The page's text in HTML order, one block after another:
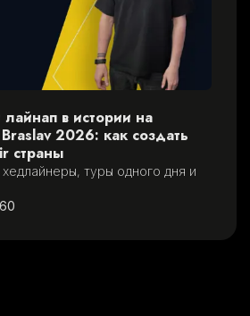
в истории на
2026: как создать
страны
туры одного дня и